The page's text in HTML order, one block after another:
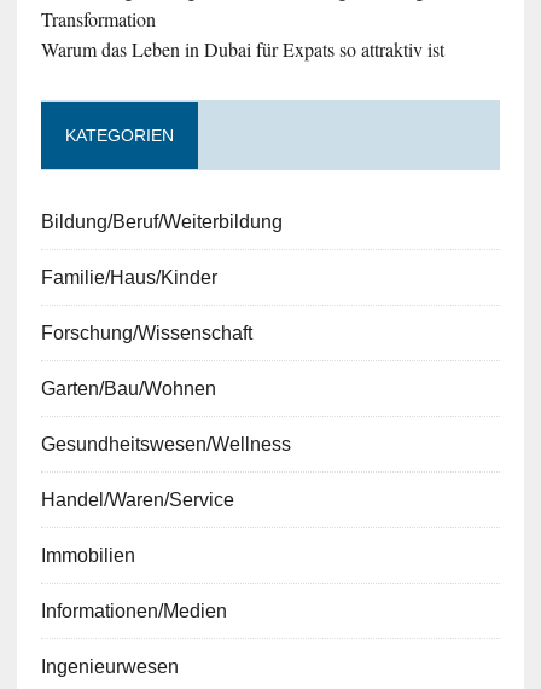
Transformation
Warum das Leben in Dubai für Expats so attraktiv ist
KATEGORIEN
Bildung/Beruf/Weiterbildung
Familie/Haus/Kinder
Forschung/Wissenschaft
Garten/Bau/Wohnen
Gesundheitswesen/Wellness
Handel/Waren/Service
Immobilien
Informationen/Medien
Ingenieurwesen